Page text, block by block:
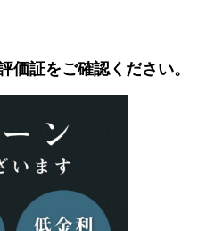
証をご確認ください。